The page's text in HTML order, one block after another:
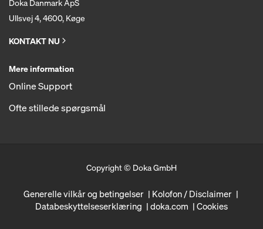
Doka Danmark ApS
Ullsvej 4, 4600, Køge
KONTAKT NU
Mere information
Online Support
Ofte stillede spørgsmål
Copyright © Doka GmbH
Generelle vilkår og betingelser
Kolofon / Disclaimer
Databeskyttelseserklæring
doka.com Cookies